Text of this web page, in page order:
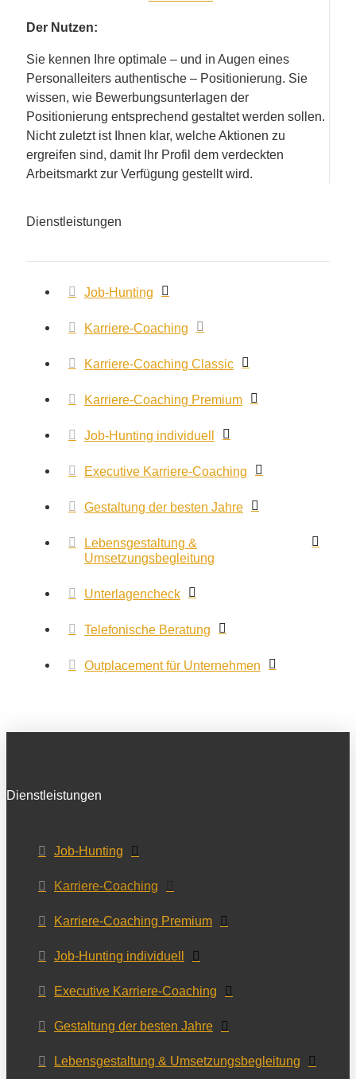
Der Nutzen:
Sie kennen Ihre optimale – und in Augen eines
Personalleiters authentische – Positionierung. Sie
wissen, wie Bewerbungsunterlagen der
Positionierung entsprechend gestaltet werden sollen.
Nicht zuletzt ist Ihnen klar, welche Aktionen zu
ergreifen sind, damit Ihr Profil dem verdeckten
Arbeitsmarkt zur Verfügung gestellt wird.
Dienstleistungen
Job-Hunting
Karriere-Coaching
Karriere-Coaching Classic
Karriere-Coaching Premium
Job-Hunting individuell
Executive Karriere-Coaching
Gestaltung der besten Jahre
Lebensgestaltung &
Umsetzungsbegleitung
Unterlagencheck
Telefonische Beratung
Outplacement für Unternehmen
Dienstleistungen
Job-Hunting
Karriere-Coaching
Karriere-Coaching Premium
Job-Hunting individuell
Executive Karriere-Coaching
Gestaltung der besten Jahre
Lebensgestaltung & Umsetzungsbegleitung